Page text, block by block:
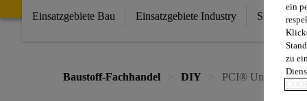
Einsatzgebiete Bau Einsatzgebiete Industry Sika im
Baustoff-Fachhandel DIY PCI® Uniplan Plus
ein
zu